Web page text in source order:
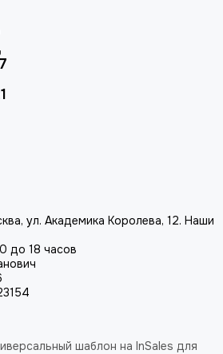
ул. Академика Королева, 12. Наши
до 18 часов
шаблон на InSales для